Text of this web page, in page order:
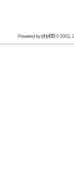
Powered byphpBB© 2001,